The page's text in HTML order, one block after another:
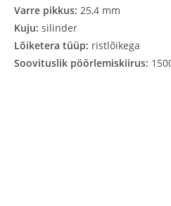
Varre pikkus: 25,4 mm
Kuju: silinder
Lõiketera tüüp: ristlõikega
Soovituslik pöörlemiskiirus: